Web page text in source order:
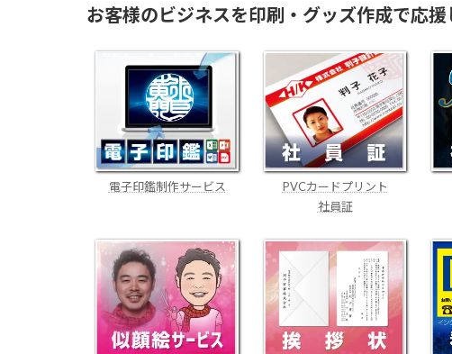
お客様のビジネスを印刷・グッズ作成で応援
電子印鑑制作サービス
PVCカードプリント
社員証